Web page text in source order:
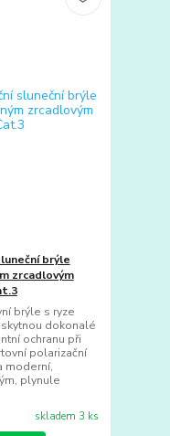
brýle
zrcadlovým
brýle s ryze
dokonalé
ochranu při
polarizační
moderní,
plynule
skladem 3 ks